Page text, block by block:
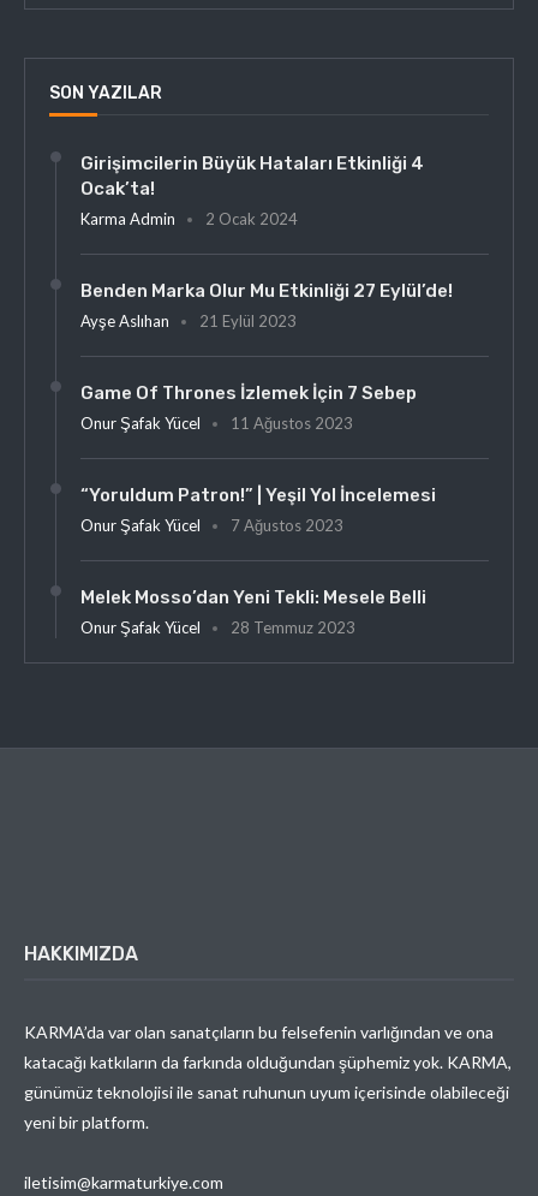
SON YAZILAR
Girişimcilerin Büyük Hataları Etkinliği 4
Ocak’ta!
Karma Admin 2 Ocak 2024
Benden Marka Olur Mu Etkinliği 27 Eylül’de!
Ayşe Aslıhan 21 Eylül 2023
Game Of Thrones İzlemek İçin 7 Sebep
Onur Şafak Yücel 11 Ağustos 2023
“Yoruldum Patron!” | Yeşil Yol İncelemesi
Onur Şafak Yücel 7 Ağustos 2023
Melek Mosso’dan Yeni Tekli: Mesele Belli
Onur Şafak Yücel 28 Temmuz 2023
HAKKIMIZDA
KARMA’da var olan sanatçıların bu felsefenin varlığından ve ona
katacağı katkıların da farkında olduğundan şüphemiz yok. KARMA,
günümüz teknolojisi ile sanat ruhunun uyum içerisinde olabileceği
yeni bir platform.
iletisim@karmaturkiye.com